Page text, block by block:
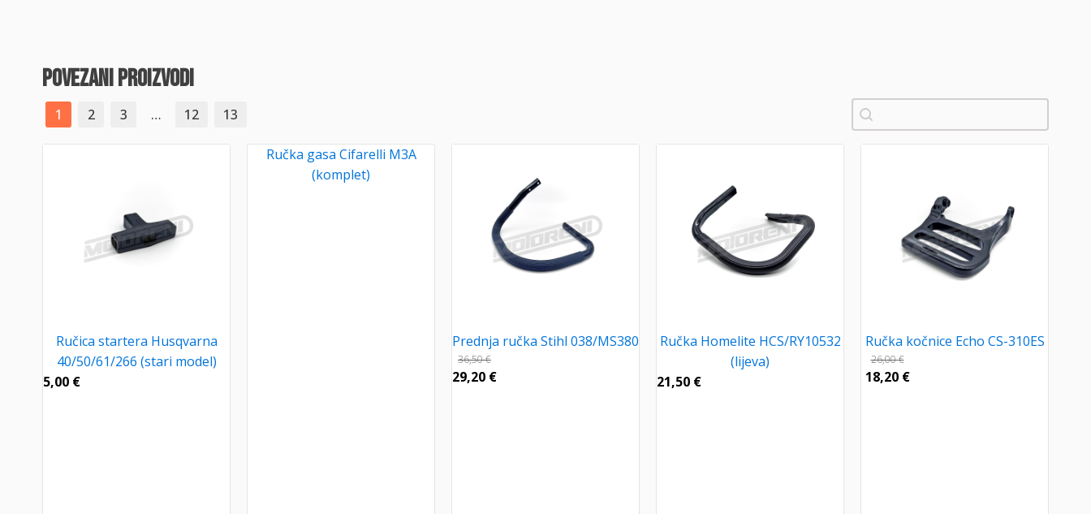
povezani proizvodi
1 2 3 … 12 13 Pretraži
Ručica startera Husqvarna
40/50/61/266 (stari model)
5,00 €
Ručka gasa Cifarelli M3A
(komplet)
Prednja ručka Stihl 038/MS380
36,50€
29,20 €
Ručka Homelite HCS/RY10532
(lijeva)
21,50 €
Ručka kočnice Echo CS-310ES
26,00€
18,20 €